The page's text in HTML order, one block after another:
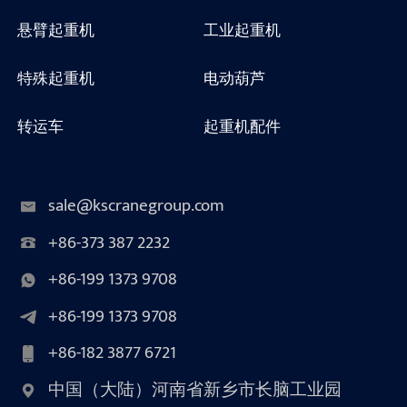
悬臂起重机
工业起重机
特殊起重机
电动葫芦
转运车
起重机配件
sale@kscranegroup.com
+86-373 387 2232
+86-199 1373 9708
+86-199 1373 9708
+86-182 3877 6721
中国（大陆）河南省新乡市长脑工业园